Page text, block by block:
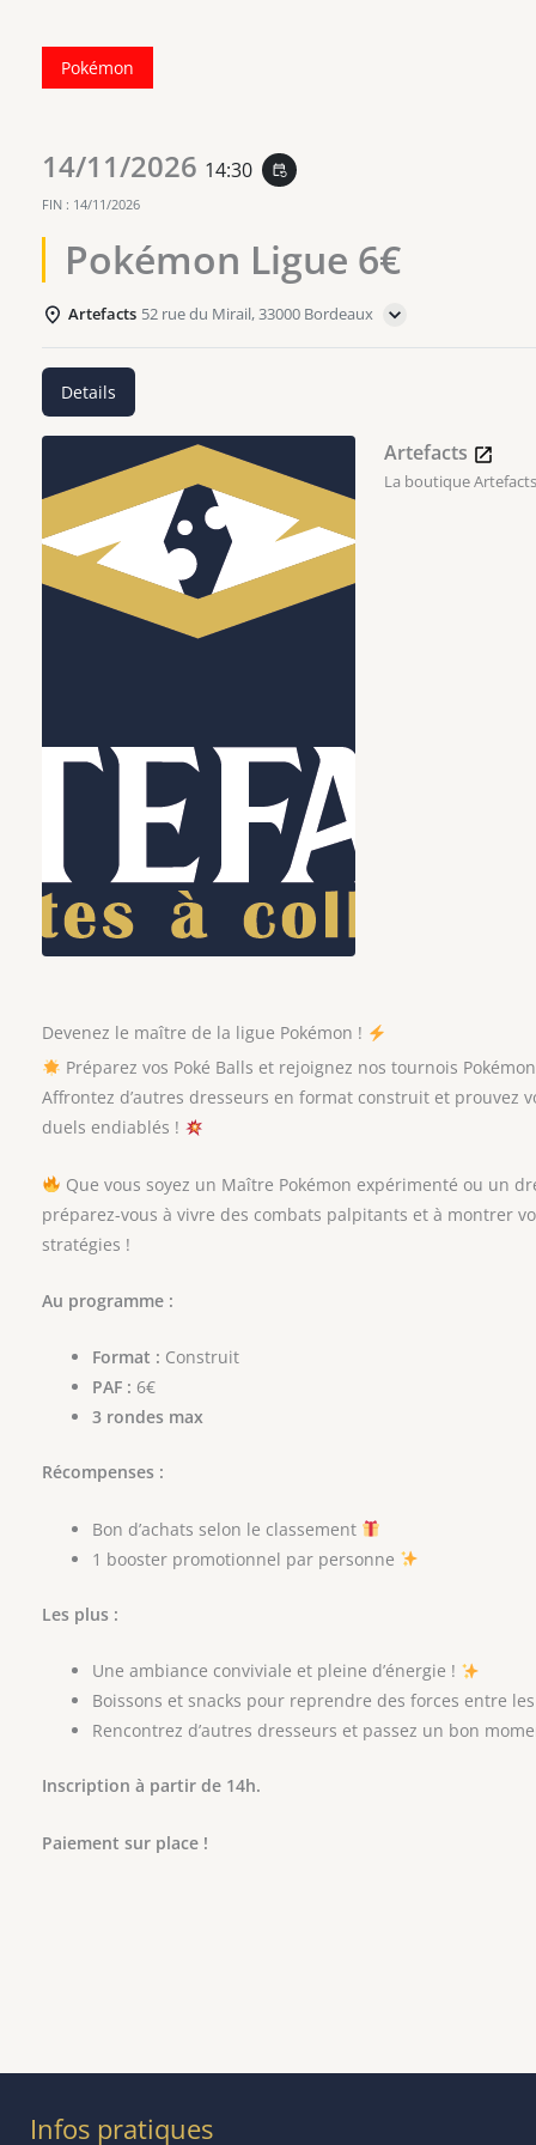
Pokémon
14/11/2026 14:30 event_repeat
FIN : 14/11/2026
Pokémon Ligue 6€
Artefacts 52 rue du Mirail, 33000 Bordeaux
Details
Artefacts
La boutique
Devenez le maître de la ligue Pokémon !
Préparez vos Poké Balls et rejoignez nos tournois
Affrontez d’autres dresseurs en format construit et prouvez
duels endiablés !
Que vous soyez un Maître Pokémon expérimenté ou un
préparez-vous à vivre des combats palpitants et à montrer
stratégies !
Au programme :
Format : Construit
PAF : 6€
3 rondes max
Récompenses :
Bon d’achats selon le classement
1 booster promotionnel par personne
Les plus :
Une ambiance conviviale et pleine d’énergie !
Boissons et snacks pour reprendre des forces entre
Rencontrez d’autres dresseurs et passez un bon
Inscription à partir de 14h.
Paiement sur place !
Infos pratiques